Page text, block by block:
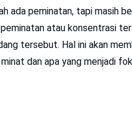
ada peminatan, tapi masih
atau konsentrasi
tersebut. Hal ini akan
dan apa yang menjadi